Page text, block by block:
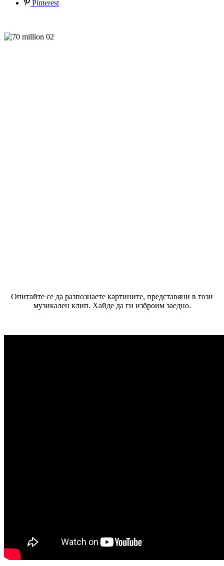
Pinterest
Опитайте се да разпознаете картините, представяни в този
музикален клип. Хайде да ги изброим заедно.